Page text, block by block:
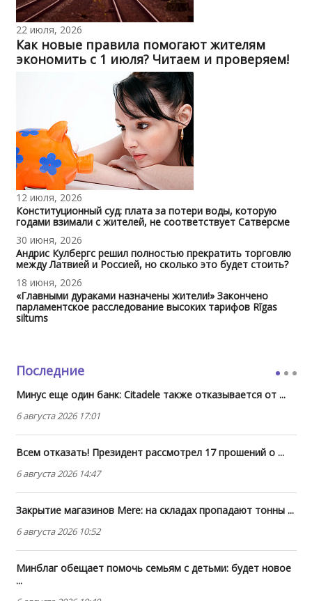
22 июля, 2026
Как новые правила помогают жителям
экономить с 1 июля? Читаем и проверяем!
12 июля, 2026
Конституционный суд: плата за потери воды, которую
годами взимали с жителей, не соответствует Сатверсме
30 июня, 2026
Андрис Кулбергс решил полностью прекратить торговлю
между Латвией и Россией, но сколько это будет стоить?
18 июня, 2026
«Главными дураками назначены жители!» Закончено
парламентское расследование высоких тарифов Rīgas
siltums
Последние
Минус еще один банк: Citadele также отказывается от ...
6 августа 2026 17:01
Всем отказать! Президент рассмотрел 17 прошений о ...
6 августа 2026 14:47
Закрытие магазинов Mere: на складах пропадают тонны ...
6 августа 2026 10:52
Минблаг обещает помочь семьям с детьми: будет новое
...